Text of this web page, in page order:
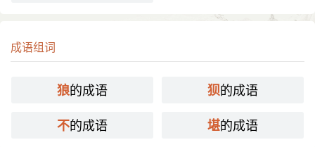
成语组词
狼的成语 狈的成语
不的成语 堪的成语